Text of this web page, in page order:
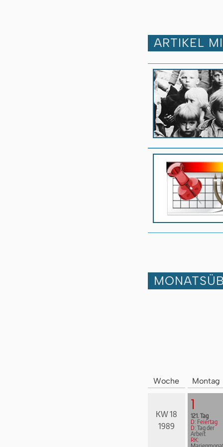
ARTIKEL
Woche Montag
KW 18
1989
1
121. Tag
D: Feiertag
D: Tag der
Arbeit
RK: